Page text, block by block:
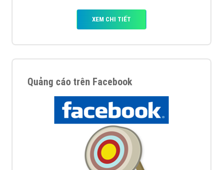
XEM CHI TIẾT
Quảng cáo trên Facebook